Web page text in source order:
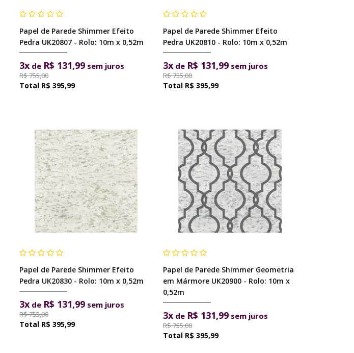
Papel de Parede Shimmer Efeito
Pedra UK20807 - Rolo: 10m x 0,52m
3xde R$ 131,99sem juros
R$ 755,00
R$ 395,99
Papel de Parede Shimmer Efeito
Pedra UK20810 - Rolo: 10m x 0,52m
3x de R$ 131,99 sem juros
R$ 755,00
R$ 395,99
Papel de Parede Shimmer Efeito
Pedra UK20830 - Rolo: 10m x 0,52m
3xde R$ 131,99sem juros
R$ 755,00
R$ 395,99
Papel de Parede Shimmer Geometria
em Mármore UK20900 - Rolo: 10m x
0,52m
3x de R$ 131,99 sem juros
R$ 755,00
R$ 395,99